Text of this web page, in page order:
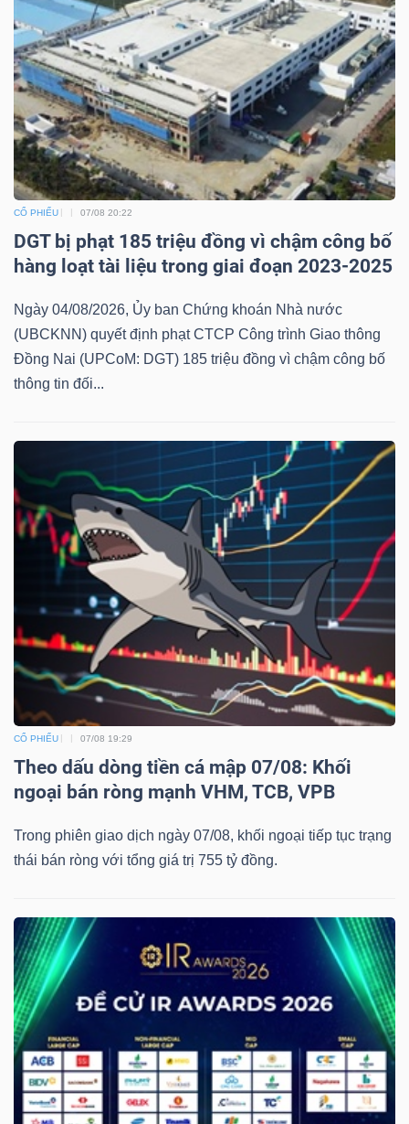
CỔ PHIẾU 07/08 20:22
DGT bị phạt 185 triệu đồng vì chậm công bố
hàng loạt tài liệu trong giai đoạn 2023-2025
Ngày 04/08/2026, Ủy ban Chứng khoán Nhà nước
(UBCKNN) quyết định phạt CTCP Công trình Giao thông
Đồng Nai (UPCoM: DGT) 185 triệu đồng vì chậm công bố
thông tin đối...
CỔ PHIẾU 07/08 19:29
Theo dấu dòng tiền cá mập 07/08: Khối
ngoại bán ròng mạnh VHM, TCB, VPB
Trong phiên giao dịch ngày 07/08, khối ngoại tiếp tục trạng
thái bán ròng với tổng giá trị 755 tỷ đồng.